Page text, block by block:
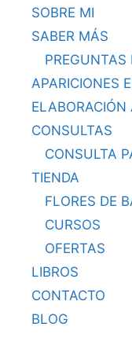
SOBRE MI
SABER MÁS
PREGUNTAS
APARICIONES
CONSULTAS
CONSULTA
TIENDA
FLORES DE
CURSOS
OFERTAS
LIBROS
CONTACTO
BLOG